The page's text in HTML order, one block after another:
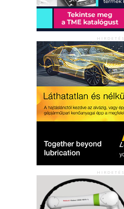
HIRDETÉS
HIRDETÉS